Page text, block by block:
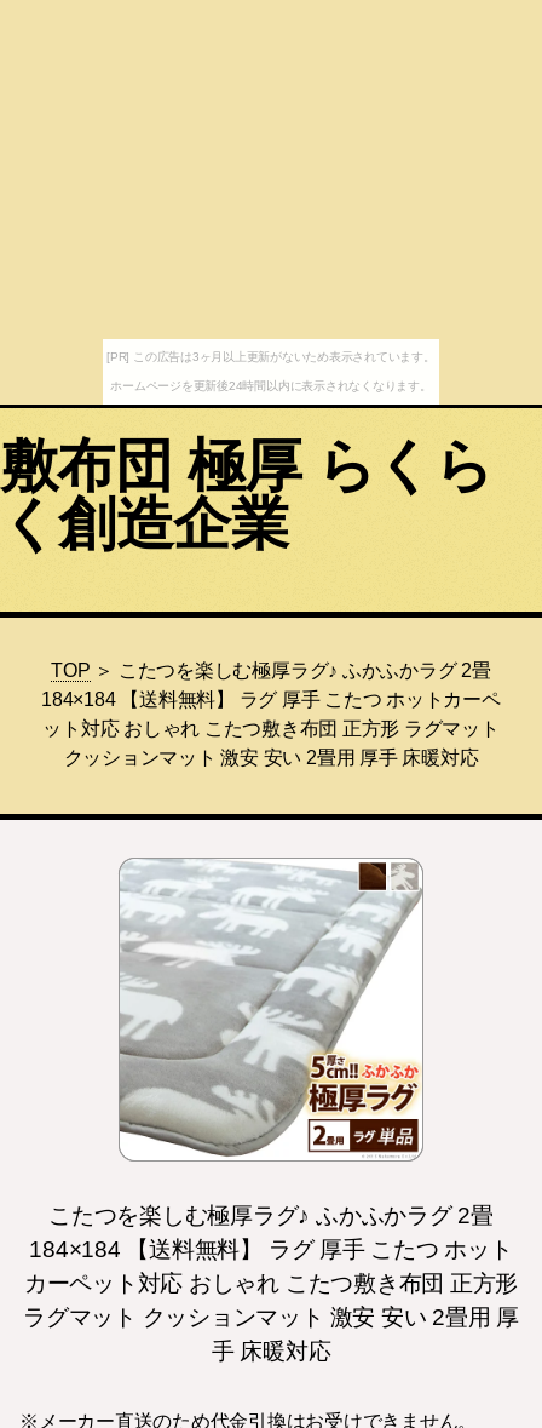
[PR] この広告は3ヶ月以上更新がないため表示されています。
ホームページを更新後24時間以内に表示されなくなります。
敷布団 極厚 らくら
く創造企業
TOP ＞ こたつを楽しむ極厚ラグ♪ ふかふかラグ 2畳
184×184 【送料無料】 ラグ 厚手 こたつ ホットカーペ
ット対応 おしゃれ こたつ敷き布団 正方形 ラグマット
クッションマット 激安 安い 2畳用 厚手 床暖対応
こたつを楽しむ極厚ラグ♪ ふかふかラグ 2畳
184×184 【送料無料】 ラグ 厚手 こたつ ホット
カーペット対応 おしゃれ こたつ敷き布団 正方形
ラグマット クッションマット 激安 安い 2畳用 厚
手 床暖対応
※メーカー直送のため代金引換はお受けできません。